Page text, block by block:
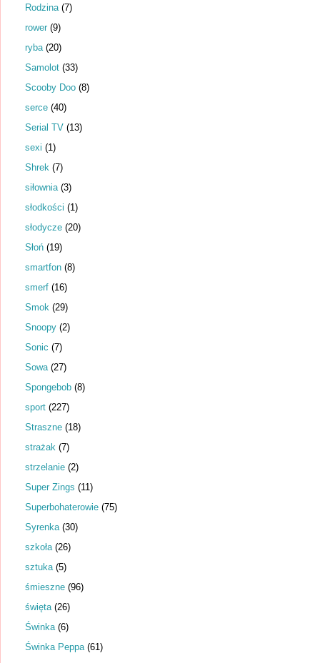
Rodzina (7)
rower (9)
ryba (20)
Samolot (33)
Scooby Doo (8)
serce (40)
Serial TV (13)
sexi (1)
Shrek (7)
siłownia (3)
słodkości (1)
słodycze (20)
Słoń (19)
smartfon (8)
smerf (16)
Smok (29)
Snoopy (2)
Sonic (7)
Sowa (27)
Spongebob (8)
sport (227)
Straszne (18)
strażak (7)
strzelanie (2)
Super Zings (11)
Superbohaterowie (75)
Syrenka (30)
szkoła (26)
sztuka (5)
śmieszne (96)
święta (26)
Świnka (6)
Świnka Peppa (61)